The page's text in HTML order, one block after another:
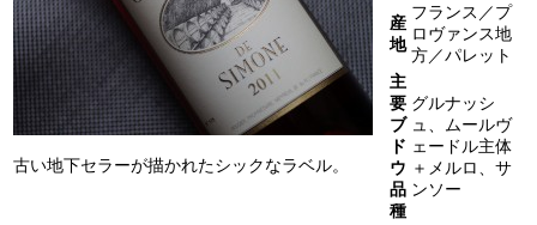
古い地下セラーが描かれたシックなラベル。
産
地
フランス／プ
ロヴァンス地
方／パレット
主
要
ブ
ド
ウ
品
種
グルナッシ
ュ、ムールヴ
ェードル主体
＋メルロ、サ
ンソー